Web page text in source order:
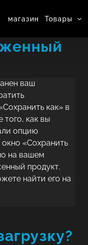
магазин Товары
ваш
как» в
того, как вы
опцию
«Сохранить
на вашем
продукт.
найти его на